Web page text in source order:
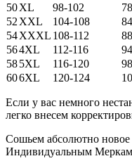
50XL 98-102
52 XXL 104-108
54XXXL 108-112
564XL 112-116
585XL 116-120
606XL 120-124
Если у вас немного
легко внесем
Сошьем абсолютно
Индивидуальным